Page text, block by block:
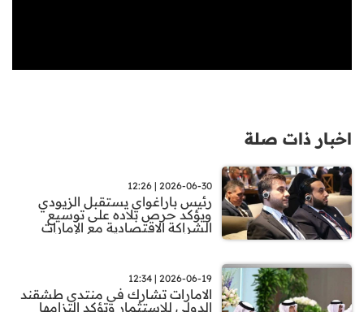
اخبار ذات صلة
2026-06-30 | 12:26
رئيس باراغواي يستقبل الزيودي
ويؤكد حرص بلاده على توسيع
الشراكة الاقتصادية مع الإمارات
2026-06-19 | 12:34
الامارات تشارك في منتدى طشقند
الدولي للاستثمار وتؤكد التزامها